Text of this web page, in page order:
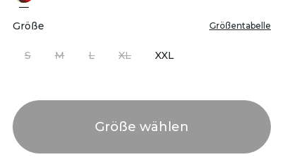
Größe Größentabelle
S M L XL XXL